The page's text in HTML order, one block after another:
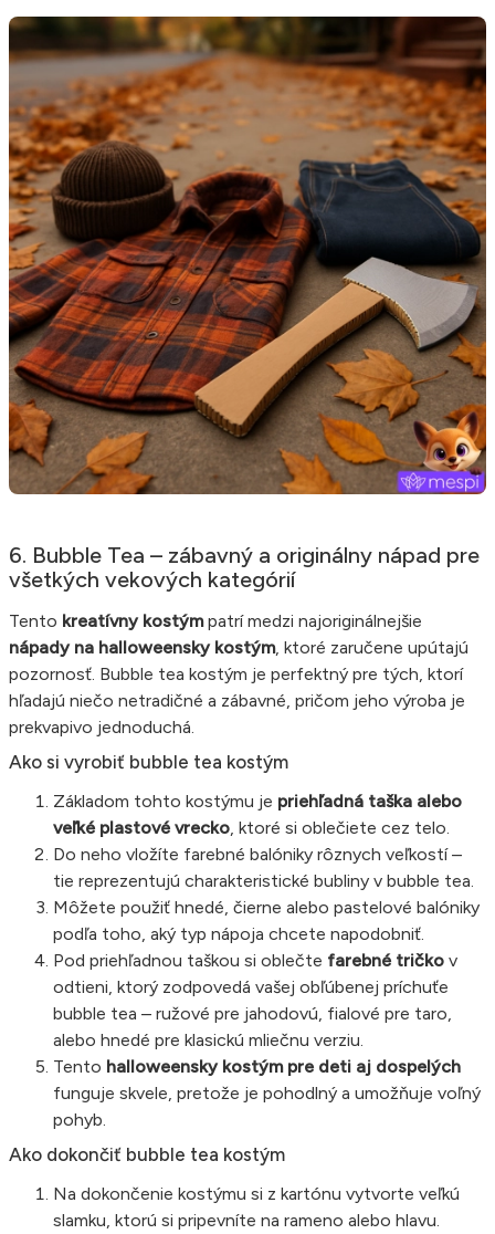
6. Bubble Tea – zábavný a originálny nápad pre
všetkých vekových kategórií
Tento kreatívny kostýmpatrí medzi najoriginálnejšie
nápady na halloweensky kostým, ktoré zaručene upútajú
pozornosť. Bubble tea kostým je perfektný pre tých, ktorí
hľadajú niečo netradičné a zábavné, pričom jeho výroba je
prekvapivo jednoduchá.
Ako si vyrobiť bubble tea kostým
Základom tohto kostýmu je priehľadná taška alebo
veľké plastové vrecko , ktoré si oblečiete cez telo.
Do neho vložíte farebné balóniky rôznych veľkostí –
tie reprezentujú charakteristické bubliny v bubble tea.
Môžete použiť hnedé, čierne alebo pastelové balóniky
podľa toho, aký typ nápoja chcete napodobniť.
Pod priehľadnou taškou si oblečte farebné tričko v
odtieni, ktorý zodpovedá vašej obľúbenej príchuťe
bubble tea – ružové pre jahodovú, fialové pre taro,
alebo hnedé pre klasickú mliečnu verziu.
Tento halloweensky kostým pre deti aj dospelých
funguje skvele, pretože je pohodlný a umožňuje voľný
pohyb.
Ako dokončiť bubble tea kostým
Na dokončenie kostýmu si z kartónu vytvorte veľkú
slamku, ktorú si pripevníte na rameno alebo hlavu.